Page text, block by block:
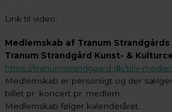
Link til video:
Medlemskab af Tranum
Tranum Strandgård Kunst- &
https://tranumstrandgaard.dk/bliv-
Medlemskab er personligt og der
billet pr. koncert pr. medlem.
Medlemskab følger kalenderåret.